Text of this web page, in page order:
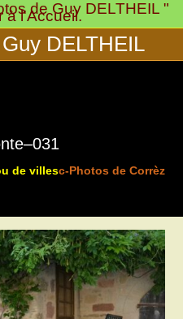
de Guy DELTHEIL "
à l'Accueil.
DELTHEIL
de villesc-Photos de Corrèze